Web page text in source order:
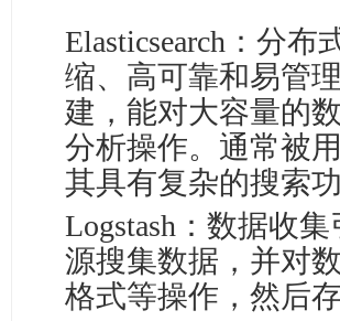
Elasticsearch：分
缩、高可靠和易管
建，能对大容量的
分析操作。通常被
其具有复杂的搜索功
Logstash：数据收
源搜集数据，并对
格式等操作，然后